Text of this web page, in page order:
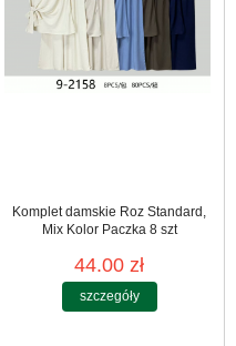
Komplet damskie Roz Standard,
Mix Kolor Paczka 8 szt
44.00 zł
szczegóły